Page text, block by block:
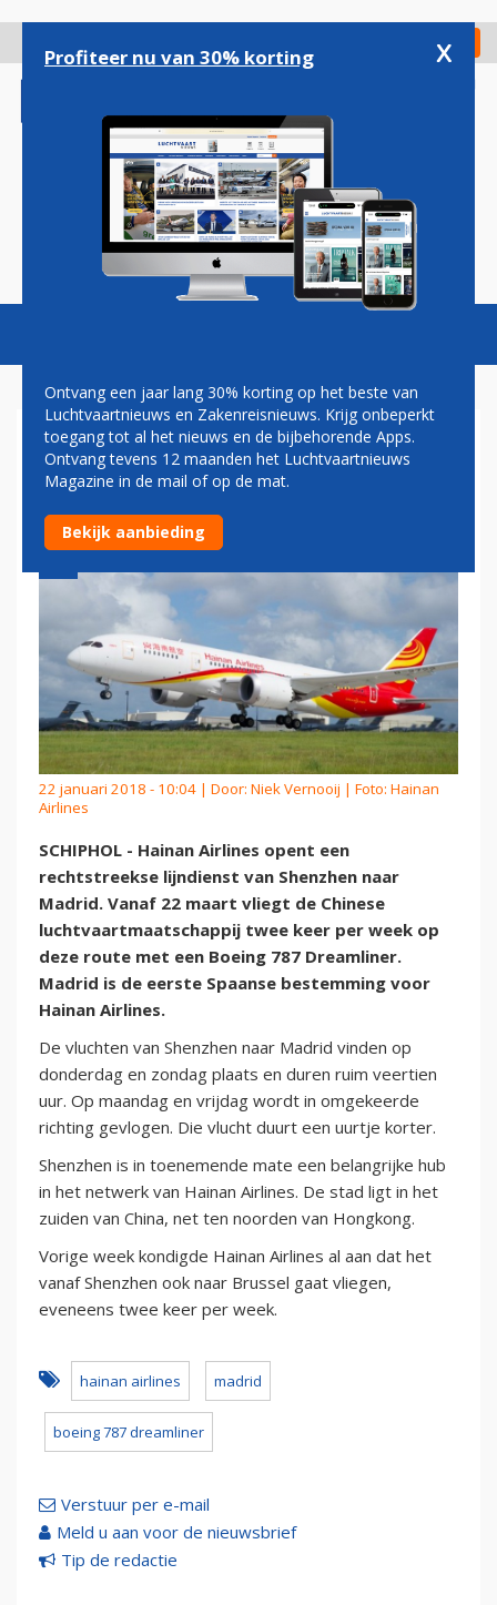
gaan
Check in
Magazine Podcasts Vacatures
HAINAN AIRLINES OPENT
ROUTE SHENZHEN-MADRID
22 januari 2018 - 10:04 | Door: Niek Vernooij | Foto: Hainan
Airlines
SCHIPHOL - Hainan Airlines opent een
rechtstreekse lijndienst van Shenzhen naar
Madrid. Vanaf 22 maart vliegt de Chinese
luchtvaartmaatschappij twee keer per week op
deze route met een Boeing 787 Dreamliner.
Madrid is de eerste Spaanse bestemming voor
Hainan Airlines.
De vluchten van Shenzhen naar Madrid vinden op
donderdag en zondag plaats en duren ruim veertien
uur. Op maandag en vrijdag wordt in omgekeerde
richting gevlogen. Die vlucht duurt een uurtje korter.
Shenzhen is in toenemende mate een belangrijke hub
in het netwerk van Hainan Airlines. De stad ligt in het
zuiden van China, net ten noorden van Hongkong.
Vorige week kondigde Hainan Airlines al aan dat het
vanaf Shenzhen ook naar Brussel gaat vliegen,
eveneens twee keer per week.
hainan airlines madrid
boeing 787 dreamliner
Verstuur per e-mail
Meld u aan voor de nieuwsbrief
Tip de redactie
Profiteer nu van 30% korting x
Ontvang een jaar lang 30% korting op het beste van
Luchtvaartnieuws en Zakenreisnieuws. Krijg onbeperkt
toegang tot al het nieuws en de bijbehorende Apps.
Ontvang tevens 12 maanden het Luchtvaartnieuws
Magazine in de mail of op de mat.
Bekijk aanbieding